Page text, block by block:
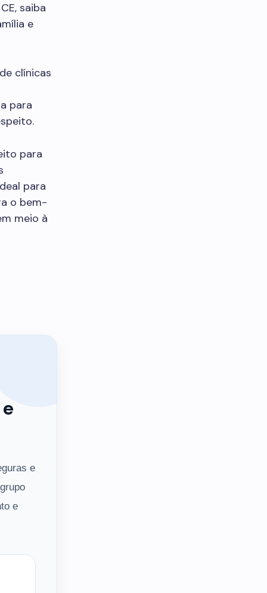
saiba
e
clínicas
para
para
para
o bem-
meio à
e
e